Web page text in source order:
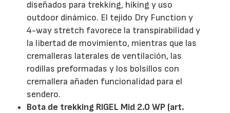
diseñados para trekking, hiking y uso
outdoor dinámico. El tejido Dry Function y
4-way stretch favorece la transpirabilidad y
la libertad de movimiento, mientras que las
cremalleras laterales de ventilación, las
rodillas preformadas y los bolsillos con
cremallera añaden funcionalidad para el
sendero.
Bota de trekking RIGEL Mid 2.0 WP (art.